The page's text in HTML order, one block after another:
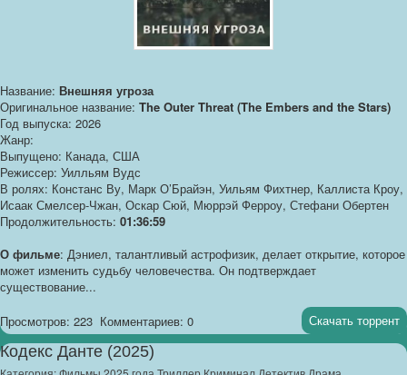
Название: Внешняя угроза
Оригинальное название: The Outer Threat (The Embers and the Stars)
Год выпуска: 2026
Жанр:
Выпущено: Канада, США
Режиссер: Уилльям Вудс
В ролях: Констанс Ву, Марк О’Брайэн, Уильям Фихтнер, Каллиста Кроу,
Исаак Смелсер-Чжан, Оскар Сюй, Мюррэй Ферроу, Стефани Обертен
Продолжительность: 01:36:59
О фильме: Дэниел, талантливый астрофизик, делает открытие, которое
может изменить судьбу человечества. Он подтверждает
существование...
Просмотров: 223 Комментариев: 0 Скачать торрент
Кодекс Данте (2025)